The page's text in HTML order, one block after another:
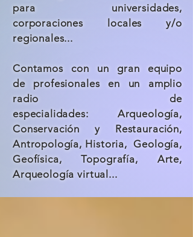
para universidades,
corporaciones locales y/o
regionales...
Contamos con un gran equipo
de profesionales en un amplio
radio de
especialidades: Arqueología,
Conservación y Restauración,
Antropología, Historia, Geología,
Geofísica, Topografía, Arte,
Arqueología virtual...